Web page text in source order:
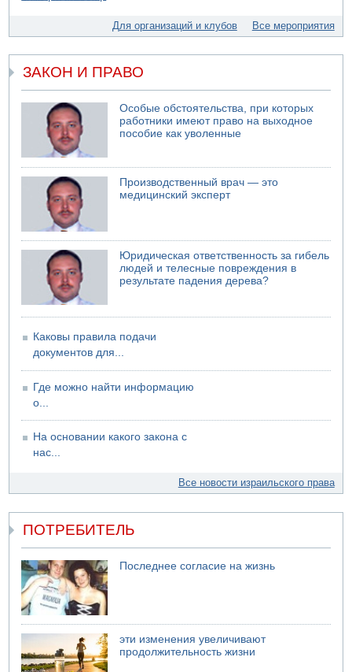
05.08.2026 06:42
05.08.2026 06:41
Для организаций и клубов Все мероприятия
ЗАКОН И ПРАВО
Особые обстоятельства, при которых
работники имеют право на выходное
пособие как уволенные
Производственный врач — это
медицинский эксперт
Юридическая ответственность за гибель
людей и телесные повреждения в
результате падения дерева?
Каковы правила подачи
документов для...
Где можно найти информацию
о...
На основании какого закона с
нас...
Все новости израильского права
ПОТРЕБИТЕЛЬ
Последнее согласие на жизнь
эти изменения увеличивают
продолжительность жизни